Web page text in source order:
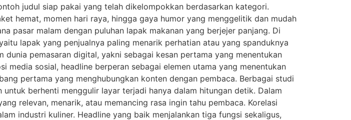
judul siap pakai yang telah dikelompokkan berdasarkan kategori.
hemat, momen hari raya, hingga gaya humor yang menggelitik dan mudah
pasar malam dengan puluhan lapak makanan yang berjejer panjang. Di
lapak yang penjualnya paling menarik perhatian atau yang spanduknya
pemasaran digital, yakni sebagai kesan pertama yang menentukan
sosial, headline berperan sebagai elemen utama yang menentukan
pertama yang menghubungkan konten dengan pembaca. Berbagai studi
berhenti menggulir layar terjadi hanya dalam hitungan detik. Dalam
relevan, menarik, atau memancing rasa ingin tahu pembaca. Korelasi
industri kuliner. Headline yang baik menjalankan tiga fungsi sekaligus,